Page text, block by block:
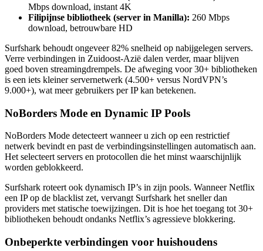
Mbps download, instant 4K
Filipijnse bibliotheek (server in Manilla): 260 Mbps
download, betrouwbare HD
Surfshark behoudt ongeveer 82% snelheid op nabijgelegen servers.
Verre verbindingen in Zuidoost-Azië dalen verder, maar blijven
goed boven streamingdrempels. De afweging voor 30+ bibliotheken
is een iets kleiner servernetwerk (4.500+ versus NordVPN’s
9.000+), wat meer gebruikers per IP kan betekenen.
NoBorders Mode en Dynamic IP Pools
NoBorders Mode detecteert wanneer u zich op een restrictief
netwerk bevindt en past de verbindingsinstellingen automatisch aan.
Het selecteert servers en protocollen die het minst waarschijnlijk
worden geblokkeerd.
Surfshark roteert ook dynamisch IP’s in zijn pools. Wanneer Netflix
een IP op de blacklist zet, vervangt Surfshark het sneller dan
providers met statische toewijzingen. Dit is hoe het toegang tot 30+
bibliotheken behoudt ondanks Netflix’s agressieve blokkering.
Onbeperkte verbindingen voor huishoudens